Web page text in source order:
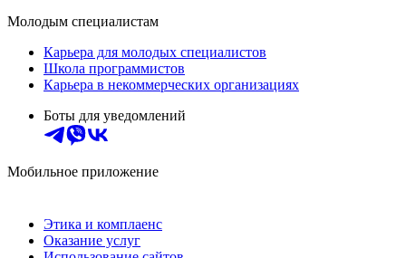
Молодым специалистам
Карьера для молодых специалистов
Школа программистов
Карьера в некоммерческих организациях
Боты для уведомлений
Мобильное приложение
Этика и комплаенс
Оказание услуг